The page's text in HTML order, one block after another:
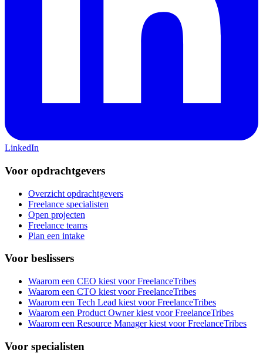
LinkedIn
Voor opdrachtgevers
Overzicht opdrachtgevers
Freelance specialisten
Open projecten
Freelance teams
Plan een intake
Voor beslissers
Waarom een CEO kiest voor FreelanceTribes
Waarom een CTO kiest voor FreelanceTribes
Waarom een Tech Lead kiest voor FreelanceTribes
Waarom een Product Owner kiest voor FreelanceTribes
Waarom een Resource Manager kiest voor FreelanceTribes
Voor specialisten